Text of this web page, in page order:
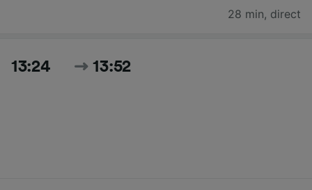
28 min, direct
13:24 13:52